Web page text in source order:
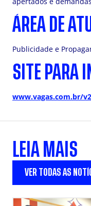
ÁREA DE
Publicidade e
SITE PARA
www.vagas.com.br/
LEIA MAIS
VER TODAS AS